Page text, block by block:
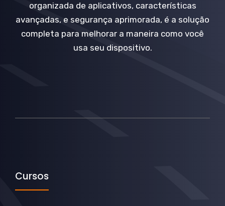
organizada de aplicativos, características
avançadas, e segurança aprimorada, é a solução
completa para melhorar a maneira como você
usa seu dispositivo.
Cursos